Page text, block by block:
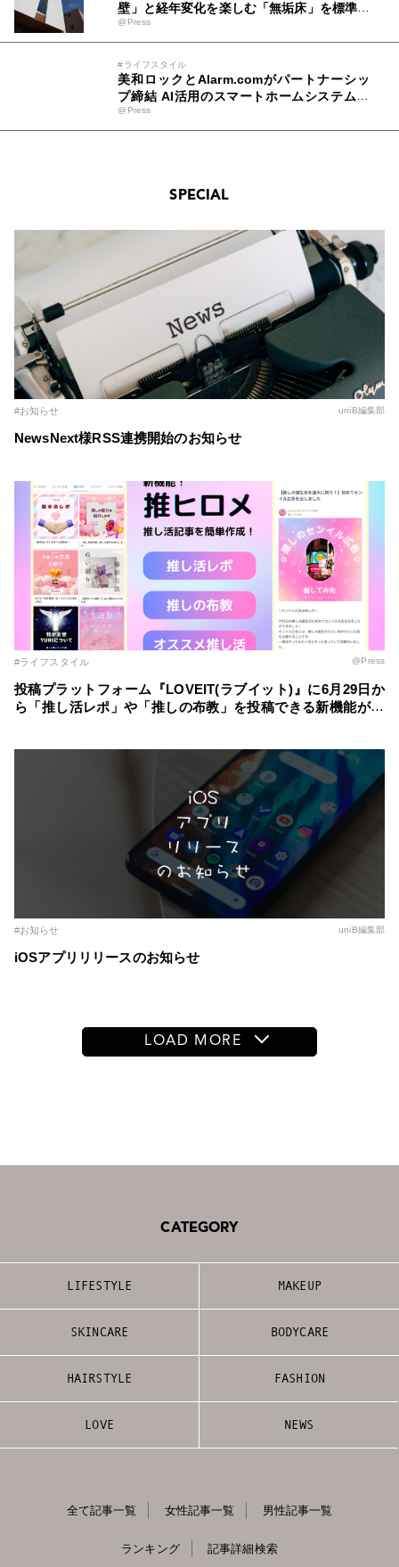
壁」と経年変化を楽しむ「無垢床」を標準仕
様に採用
@Press
#ライフスタイル
美和ロックとAlarm.comがパートナーシッ
プ締結 AI活用のスマートホームシステムと
連携
@Press
SPECIAL
#お知らせ uniB編集部
NewsNext様RSS連携開始のお知らせ
#ライフスタイル @Press
投稿プラットフォーム『LOVEIT(ラブイット)』に6月29日か
ら「推し活レポ」や「推しの布教」を投稿できる新機能が登
#お知らせ uniB編集部
iOSアプリリリースのお知らせ
LOAD MORE
CATEGORY
LIFESTYLE MAKEUP
SKINCARE BODYCARE
HAIRSTYLE FASHION
LOVE NEWS
全て記事一覧 女性記事一覧 男性記事一覧
ランキング 記事詳細検索